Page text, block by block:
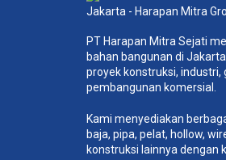
PT Harapan Mitra Sejati
bahan bangunan di
proyek konstruksi, industri,
pembangunan komersial.
Kami menyediakan
baja, pipa, pelat, hollow,
konstruksi lainnya dengan